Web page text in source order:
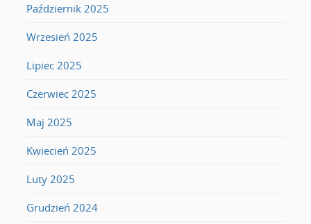
Październik 2025
Wrzesień 2025
Lipiec 2025
Czerwiec 2025
Maj 2025
Kwiecień 2025
Luty 2025
Grudzień 2024